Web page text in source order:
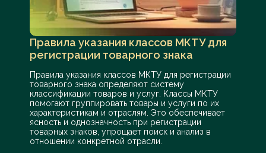
Желоба водосточные уличные
неметаллические;
Жом тростника агломерированный
[материал строительный];
Знаки дорожные неметаллические
несветящиеся немеханические;
Знаки сигнальные неметаллические
несветящиеся немеханические;
Известняк;
Известь;
Правила указания классов МКТУ для
регистрации товарного знака
Правила указания классов МКТУ для регистрации
товарного знака определяют систему
классификации товаров и услуг. Классы МКТУ
помогают группировать товары и услуги по их
характеристикам и отраслям. Это обеспечивает
ясность и однозначность при регистрации
товарных знаков, упрощает поиск и анализ в
отношении конкретной отрасли.